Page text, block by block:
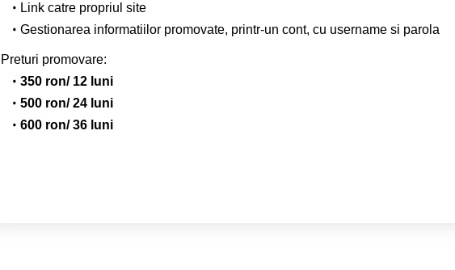
Link catre propriul site
Gestionarea informatiilor promovate, printr-un cont, cu username si parola
Preturi promovare:
350 ron/ 12 luni
500 ron/ 24 luni
600 ron/ 36 luni